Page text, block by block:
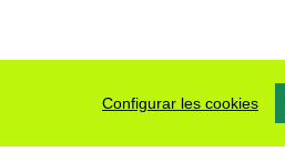
Configurar les cookies